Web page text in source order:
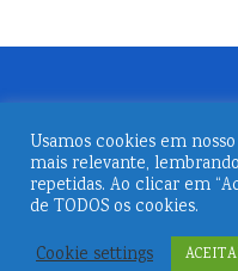
© 2026
Usamos cookies em
mais relevante,
repetidas. Ao clicar em
de TODOS os cookies.
Cookie settings